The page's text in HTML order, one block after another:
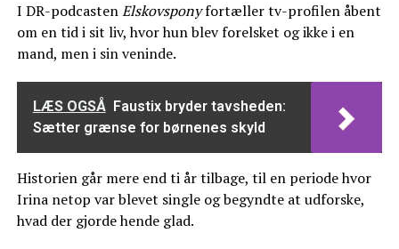
I DR-podcastenElskovsponyfortæller tv-profilen åbent
om en tid i sit liv, hvor hun blev forelsket og ikke i en
mand, men i sin veninde.
LÆS OGSÅ Faustix bryder tavsheden:
Sætter grænse for børnenes skyld
Historien går mere end ti år tilbage, til en periode hvor
Irina netop var blevet single og begyndte at udforske,
hvad der gjorde hende glad.